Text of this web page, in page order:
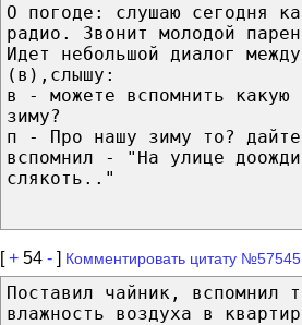
О погоде: слушаю сегодня
радио. Звонит молодой
Идет небольшой диалог
(в),слышу:
в - можете вспомнить какую
зиму?
п - Про нашу зиму то?
вспомнил - "На улице
слякоть.."
[+ 54 - ] Комментировать цитату №57545
Поставил чайник, вспомнил
влажность воздуха в